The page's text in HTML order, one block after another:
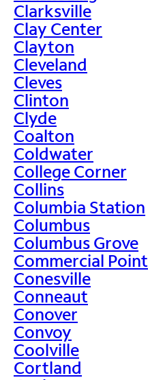
Clarksville
Clay Center
Clayton
Cleveland
Cleves
Clinton
Clyde
Coalton
Coldwater
College Corner
Collins
Columbia Station
Columbus
Columbus Grove
Commercial Point
Conesville
Conneaut
Conover
Convoy
Coolville
Cortland